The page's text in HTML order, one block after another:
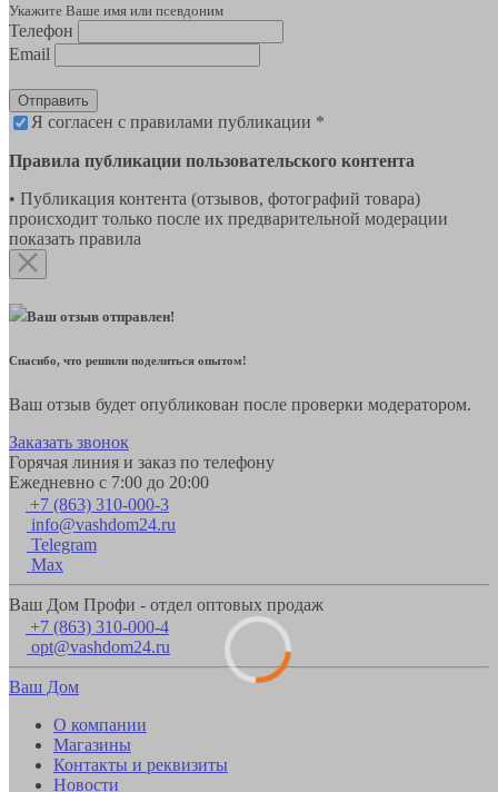
Укажите Ваше имя или псевдоним
Телефон
Email
Отправить
Я согласен с правилами публикации *
Правила публикации пользовательского контента
• Публикация контента (отзывов, фотографий товара)
происходит только после их предварительной модерации
показать правила
Ваш отзыв отправлен!
Спасибо, что решили поделиться опытом!
Ваш отзыв будет опубликован после проверки модератором.
Заказать звонок
Горячая линия и заказ по телефону
Ежедневно с 7:00 до 20:00
+7 (863) 310-000-3
info@vashdom24.ru
Telegram
Max
Ваш Дом Профи - отдел оптовых продаж
+7 (863) 310-000-4
opt@vashdom24.ru
Ваш Дом
О компании
Магазины
Контакты и реквизиты
Новости